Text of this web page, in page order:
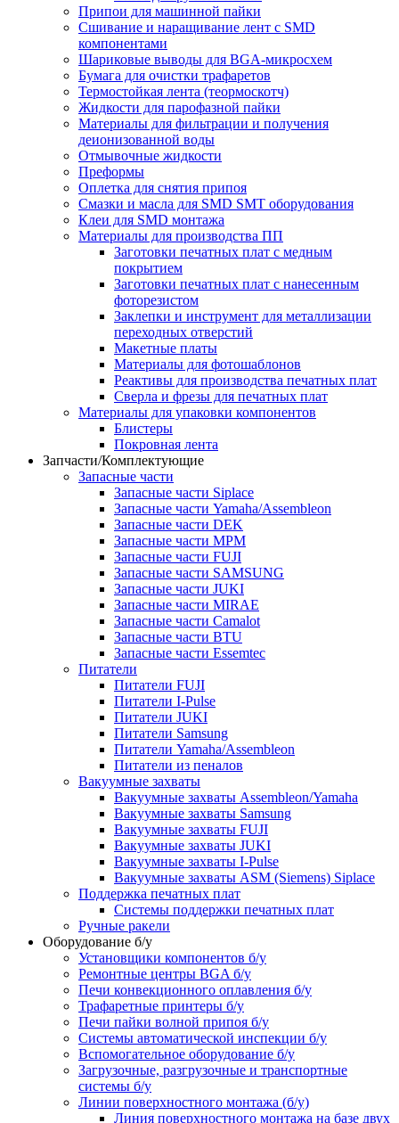
Припои для машинной пайки
Сшивание и наращивание лент с SMD
компонентами
Шариковые выводы для BGA-микросхем
Бумага для очистки трафаретов
Термостойкая лента (теормоскотч)
Жидкости для парофазной пайки
Материалы для фильтрации и получения
деионизованной воды
Отмывочные жидкости
Преформы
Оплетка для снятия припоя
Смазки и масла для SMD SMT оборудования
Клеи для SMD монтажа
Материалы для производства ПП
Заготовки печатных плат с медным
покрытием
Заготовки печатных плат с нанесенным
фоторезистом
Заклепки и инструмент для металлизации
переходных отверстий
Макетные платы
Материалы для фотошаблонов
Реактивы для производства печатных плат
Сверла и фрезы для печатных плат
Материалы для упаковки компонентов
Блистеры
Покровная лента
Запчасти/Комплектующие
Запасные части
Запасные части Siplace
Запасные части Yamaha/Assembleon
Запасные части DEK
Запасные части MPM
Запасные части FUJI
Запасные части SAMSUNG
Запасные части JUKI
Запасные части MIRAE
Запасные части Camalot
Запасные части BTU
Запасные части Essemtec
Питатели
Питатели FUJI
Питатели I-Pulse
Питатели JUKI
Питатели Samsung
Питатели Yamaha/Assembleon
Питатели из пеналов
Вакуумные захваты
Вакуумные захваты Assembleon/Yamaha
Вакуумные захваты Samsung
Вакуумные захваты FUJI
Вакуумные захваты JUKI
Вакуумные захваты I-Pulse
Вакуумные захваты ASM (Siemens) Siplace
Поддержка печатных плат
Системы поддержки печатных плат
Ручные ракели
Оборудование б/у
Установщики компонентов б/у
Ремонтные центры BGA б/у
Печи конвекционного оплавления б/у
Трафаретные принтеры б/у
Печи пайки волной припоя б/у
Системы автоматической инспекции б/у
Вспомогательное оборудование б/у
Загрузочные, разгрузочные и транспортные
системы б/у
Линии поверхностного монтажа (б/у)
Линия поверхностного монтажа на базе двух